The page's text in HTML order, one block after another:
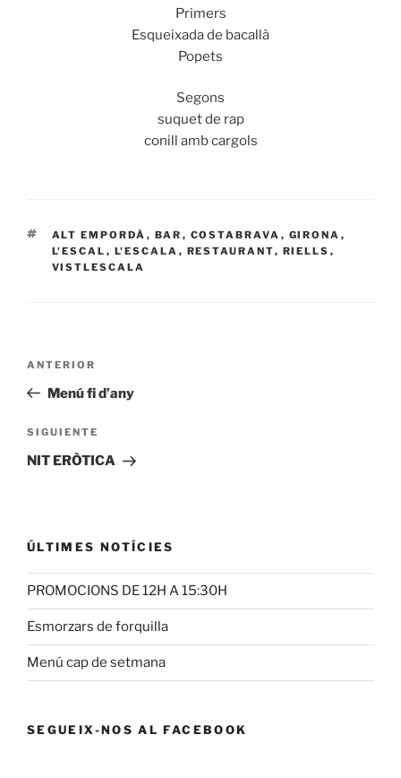
Primers
Esqueixada de bacallà
Popets
Segons
suquet de rap
conill amb cargols
ETIQUETAS
ALT EMPORDÀ , BAR , COSTABRAVA , GIRONA ,
L'ESCAL , L'ESCALA , RESTAURANT, RIELLS ,
VISTLESCALA
entradas
Entrada
anterior:
ANTERIOR
Menú fi d’any
Siguiente
entrada
SIGUIENTE
NIT ERÒTICA
ÚLTIMES NOTÍCIES
PROMOCIONS DE 12H A 15:30H
Esmorzars de forquilla
Menú cap de setmana
SEGUEIX-NOS AL FACEBOOK